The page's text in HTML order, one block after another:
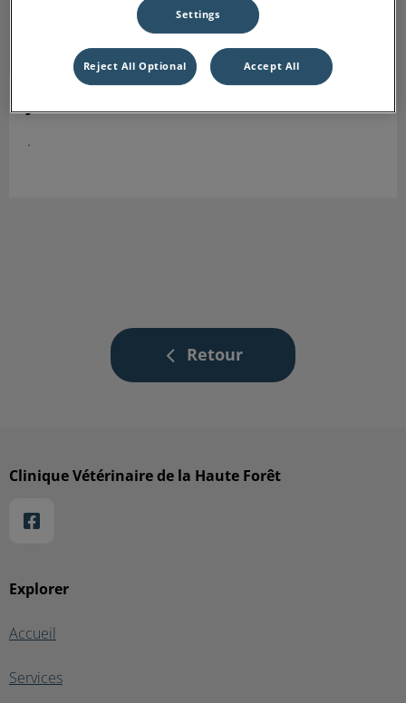
.
Retour
Explorer
Accueil
Services
Clinique Vétérinaire de la Haute Forêt
Settings
Reject All Optional Accept All